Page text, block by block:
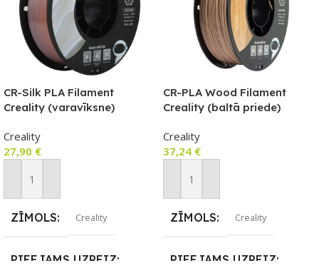
CR-Silk PLA Filament
Creality (varavīksne)
Creality
27,90 €
Pievienot Grozam
ZĪMOLS Creality
PIEEJAMS UZREIZ
CR-PLA Wood Filament
Creality (baltā priede)
Creality
37,24 €
Pievienot Grozam
ZĪMOLS Creality
PIEEJAMS UZREIZ